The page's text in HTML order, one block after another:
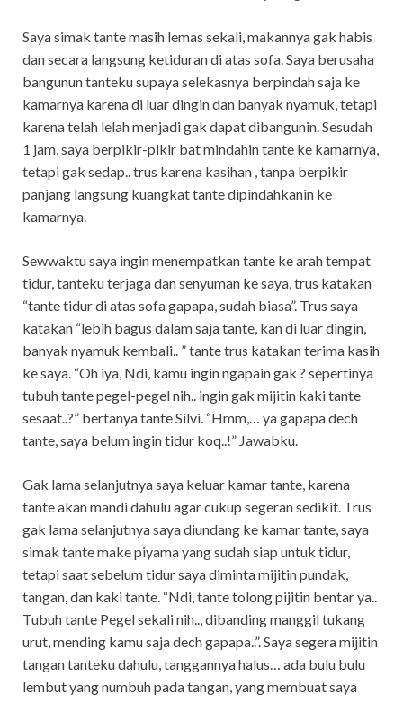
Saya simak tante masih lemas sekali, makannya gak habis
dan secara langsung ketiduran di atas sofa. Saya berusaha
bangunun tanteku supaya selekasnya berpindah saja ke
kamarnya karena di luar dingin dan banyak nyamuk, tetapi
karena telah lelah menjadi gak dapat dibangunin. Sesudah
1 jam, saya berpikir-pikir bat mindahin tante ke kamarnya,
tetapi gak sedap.. trus karena kasihan , tanpa berpikir
panjang langsung kuangkat tante dipindahkanin ke
kamarnya.
Sewwaktu saya ingin menempatkan tante ke arah tempat
tidur, tanteku terjaga dan senyuman ke saya, trus katakan
“tante tidur di atas sofa gapapa, sudah biasa”. Trus saya
katakan “lebih bagus dalam saja tante, kan di luar dingin,
banyak nyamuk kembali.. ” tante trus katakan terima kasih
ke saya. “Oh iya, Ndi, kamu ingin ngapain gak ? sepertinya
tubuh tante pegel-pegel nih.. ingin gak mijitin kaki tante
sesaat..?” bertanya tante Silvi. “Hmm,… ya gapapa dech
tante, saya belum ingin tidur koq..!” Jawabku.
Gak lama selanjutnya saya keluar kamar tante, karena
tante akan mandi dahulu agar cukup segeran sedikit. Trus
gak lama selanjutnya saya diundang ke kamar tante, saya
simak tante make piyama yang sudah siap untuk tidur,
tetapi saat sebelum tidur saya diminta mijitin pundak,
tangan, dan kaki tante. “Ndi, tante tolong pijitin bentar ya..
Tubuh tante Pegel sekali nih.., dibanding manggil tukang
urut, mending kamu saja dech gapapa..”. Saya segera mijitin
tangan tanteku dahulu, tanggannya halus… ada bulu bulu
lembut yang numbuh pada tangan, yang membuat saya